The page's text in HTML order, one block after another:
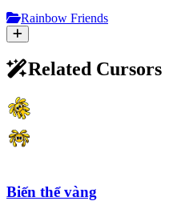
Rainbow Friends
Related Cursors
Biến thể vàng